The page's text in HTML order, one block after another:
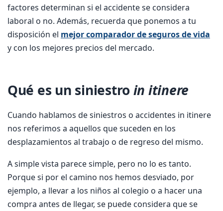
factores determinan si el accidente se considera
laboral o no. Además, recuerda que ponemos a tu
disposición el mejor comparador de seguros de vida
y con los mejores precios del mercado.
Qué es un siniestroin itinere
Cuando hablamos de siniestros o accidentes in itinere
nos referimos a aquellos que suceden en los
desplazamientos al trabajo o de regreso del mismo.
A simple vista parece simple, pero no lo es tanto.
Porque si por el camino nos hemos desviado, por
ejemplo, a llevar a los niños al colegio o a hacer una
compra antes de llegar, se puede considera que se